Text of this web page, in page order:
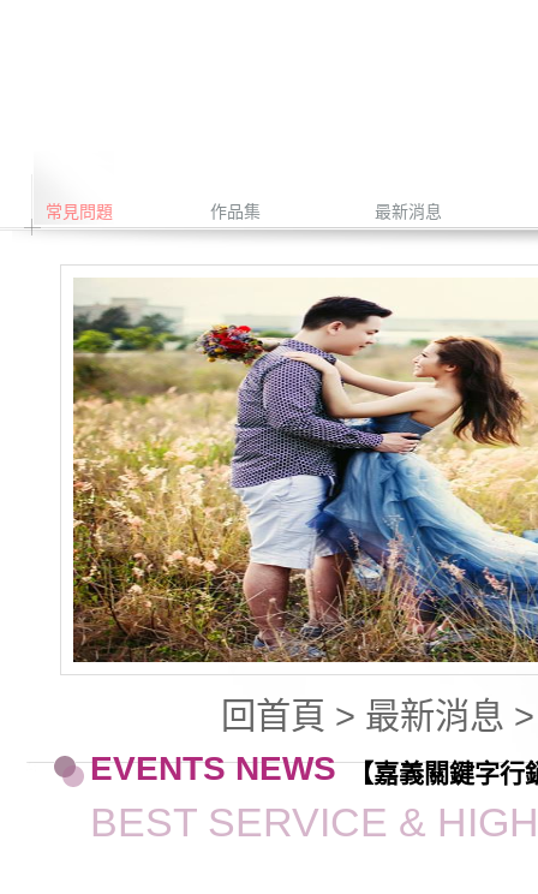
常見問題 作品集 最新消息
回首頁 > 最新消息
EVENTS NEWS 【嘉義關鍵字
BEST SERVICE &